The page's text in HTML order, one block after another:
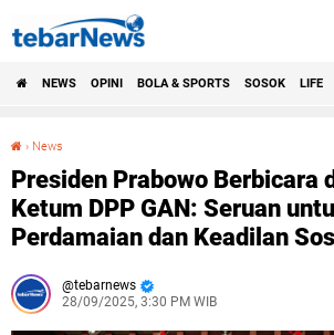
NEWS OPINI BOLA & SPORTS SOSOK LIFE
› News
Presiden Prabowo Berbicara
Ketum DPP GAN: Seruan
Perdamaian dan Keadilan
tebarnews
28/09/2025, 3:30 PM WIB